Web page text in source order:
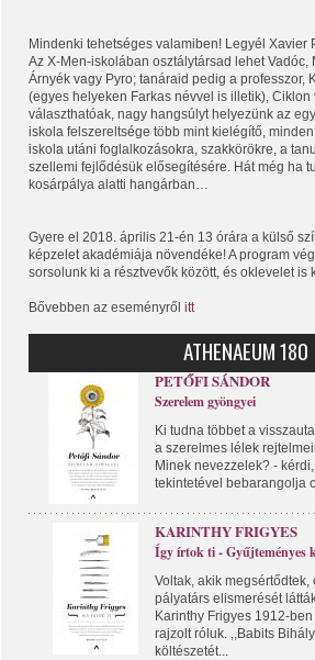
Mindenki tehetséges valamiben! Legyél Xavier
Az X-Men-iskolában osztálytársad lehet Vadóc,
Árnyék vagy Pyro; tanáraid pedig a professzor,
(egyes helyeken Farkas névvel is illetik), Ciklon
választhatóak, nagy hangsúlyt helyezünk az
iskola felszereltsége több mint kielégítő,
iskola utáni foglalkozásokra, szakkörökre, a
szellemi fejlődésük elősegítésére. Hát még ha
kosárpálya alatti hangárban…
Gyere el 2018. április 21-én 13 órára a külső
képzelet akadémiája növendéke! A program
sorsolunk ki a résztvevők között, és oklevelet is
Bővebben az eseményről itt
ATHENAEUM 180
PETŐFI SÁNDOR
Szerelem gyöngyei
Ki tudna többet a
a szerelmes lélek
Minek nevezzelek? -
tekintetével bebarangolja
KARINTHY FRIGYES
Így írtok ti - Gyűjteményes
Voltak, akik megsértődtek,
pályatárs elismerését
Karinthy Frigyes 1912-
rajzolt róluk. ,,Babits
költészetét...